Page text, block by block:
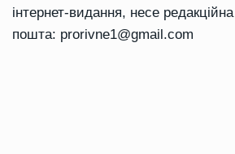
інтернет-видання, несе
пошта: prorivne1@gmail.com